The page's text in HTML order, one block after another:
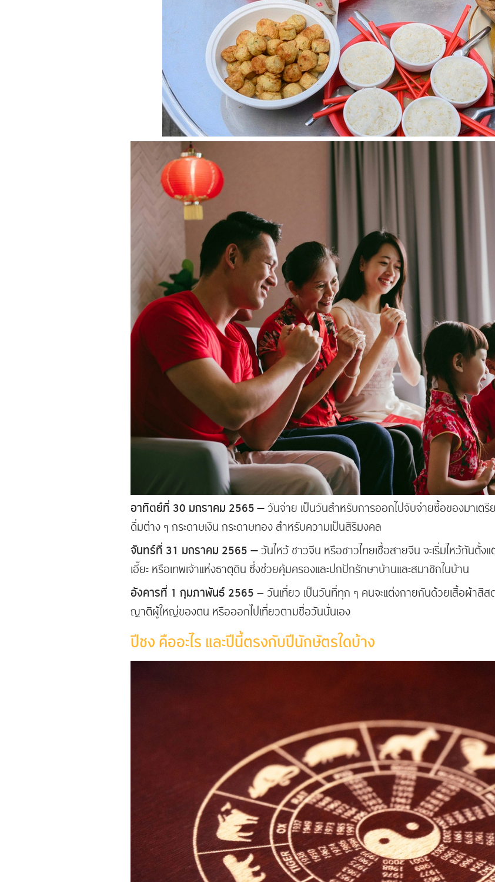
อาทิตย์ที่ 30 มกราคม 2565 —วันจ่าย เป็นวันสำหรับการออกไปจับจ่ายซื้อของมาเตรี
ดื่มต่าง ๆ กระดาษเงิน กระดาษทอง สำหรับความเป็นสิริมงคล
จันทร์ที่ 31 มกราคม 2565 —วันไหว้ ชาวจีน หรือชาวไทยเชื้อสายจีน จะเริ่มไหว้กันตั้ง
เอี๊ยะ หรือเทพเจ้าแห่งธาตุดิน ซึ่งช่วยคุ้มครองและปกปักรักษาบ้านและสมาชิกในบ้าน
อังคารที่ 1 กุมภาพันธ์ 2565 — วันเที่ยว เป็นวันที่ทุก ๆ คนจะแต่งกายกันด้วยเสื้อผ้าสีส
ญาติผู้ใหญ่ของตน หรือออกไปเที่ยวตามชื่อวันนั่นเอง
ปีชง คืออะไร และปีนี้ตรงกับปีนักษัตรใดบ้าง